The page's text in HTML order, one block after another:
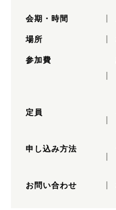
会期・時間
場所
参加費
定員
申し込み方法
お問い合わせ